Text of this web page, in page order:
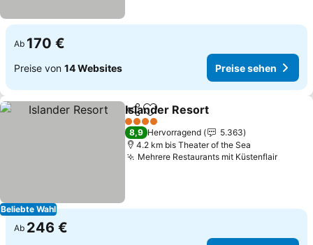
Ab 170 €
Preise von 14 Websites Preise sehen
Beliebte Wahl
TeilenZu Favoriten hinzufügen
Islander Resort
4 Sterne
8,9 Hervorragend
5.363
4.2 km bis Theater of the Sea
Mehrere Restaurants mit KüstenflairPreise
Ab 246 €